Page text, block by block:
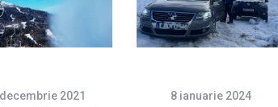
2021 8 ianuarie 2024